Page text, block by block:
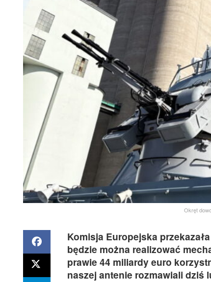
Okręt
Komisja Europejska
będzie można realizować
prawie 44 miliardy euro
naszej antenie rozmawiali dziś